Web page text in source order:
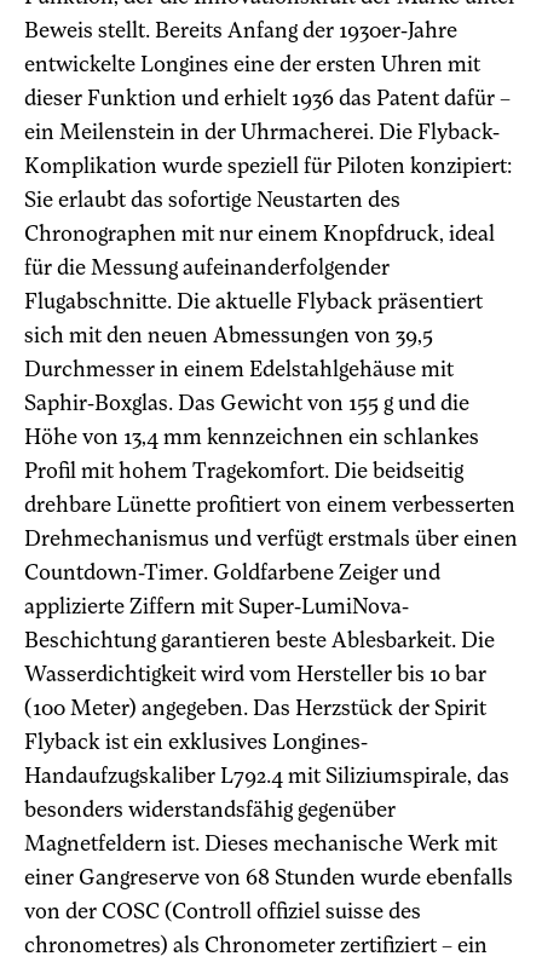
Beweis stellt. Bereits Anfang der 1930er-Jahre
entwickelte Longines eine der ersten Uhren mit
dieser Funktion und erhielt 1936 das Patent dafür –
ein Meilenstein in der Uhrmacherei. Die Flyback-
Komplikation wurde speziell für Piloten konzipiert:
Sie erlaubt das sofortige Neustarten des
Chronographen mit nur einem Knopfdruck, ideal
für die Messung aufeinanderfolgender
Flugabschnitte. Die aktuelle Flyback präsentiert
sich mit den neuen Abmessungen von 39,5
Durchmesser in einem Edelstahlgehäuse mit
Saphir-Boxglas. Das Gewicht von 155 g und die
Höhe von 13,4 mm kennzeichnen ein schlankes
Profil mit hohem Tragekomfort. Die beidseitig
drehbare Lünette profitiert von einem verbesserten
Drehmechanismus und verfügt erstmals über einen
Countdown-Timer. Goldfarbene Zeiger und
applizierte Ziffern mit Super-LumiNova-
Beschichtung garantieren beste Ablesbarkeit. Die
Wasserdichtigkeit wird vom Hersteller bis 10 bar
(100 Meter) angegeben. Das Herzstück der Spirit
Flyback ist ein exklusives Longines-
Handaufzugskaliber L792.4 mit Siliziumspirale, das
besonders widerstandsfähig gegenüber
Magnetfeldern ist. Dieses mechanische Werk mit
einer Gangreserve von 68 Stunden wurde ebenfalls
von der COSC (Controll offiziel suisse des
chronometres) als Chronometer zertifiziert – ein